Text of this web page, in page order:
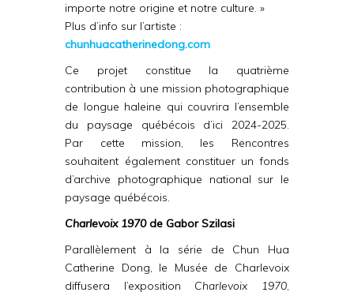
importe notre origine et notre culture. »
Plus d’info sur l’artiste :
chunhuacatherinedong.com
Ce projet constitue la quatrième
contribution à une mission photographique
de longue haleine qui couvrira l’ensemble
du paysage québécois d’ici 2024-2025.
Par cette mission, les Rencontres
souhaitent également constituer un fonds
d’archive photographique national sur le
paysage québécois.
Charlevoix 1970de Gabor Szilasi
Parallèlement à la série de Chun Hua
Catherine Dong, le Musée de Charlevoix
diffusera l’exposition Charlevoix 1970,